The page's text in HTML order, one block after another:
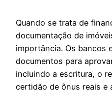
Quando se trata de
documentação de
importância. Os bancos
documentos para
incluindo a escritura, o
certidão de ônus reais e